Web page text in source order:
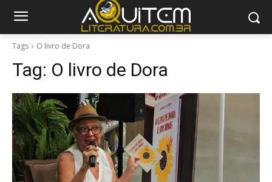
Tags O livro de Dora
Tag: O livro de Dora